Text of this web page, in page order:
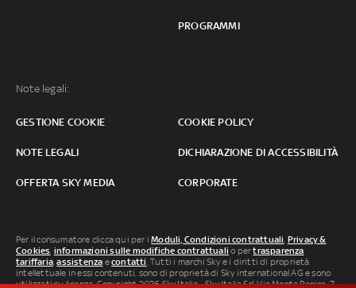
PROGRAMMI
Note legali:
GESTIONE COOKIE COOKIE POLICY
NOTE LEGALI DICHIARAZIONE DI ACCESSIBILITÀ
OFFERTA SKY MEDIA CORPORATE
Per il consumatore clicca qui per iModuli, Condizioni contrattuali, Privacy &
Cookies, informazioni sulle modifiche contrattuali o pertrasparenza
tariffaria,assistenza econtatti. Tutti i marchi Sky e i diritti di proprietà
intellettuale in essi contenuti, sono di proprietà di Sky international AG e sono
utilizzati su licenza. Copyright 2026 Sky Italia - Sky Italia Srl Via Monte Penice, 7 -